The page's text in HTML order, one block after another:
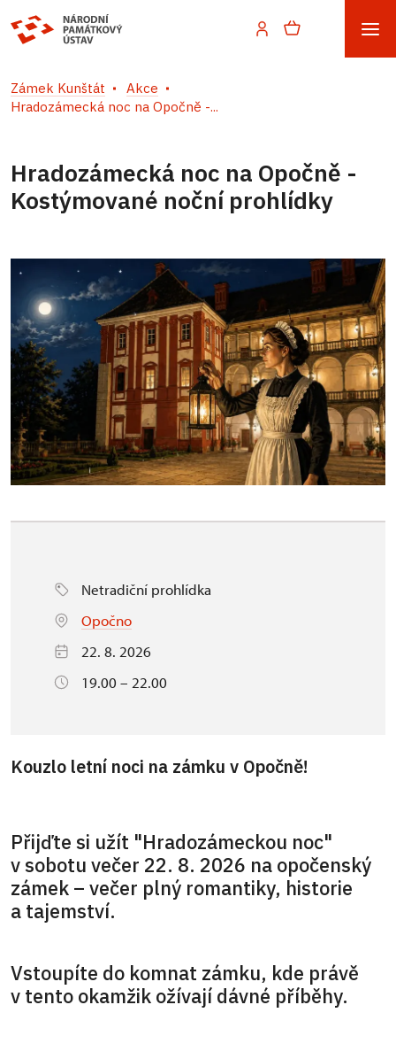
Zámek Kunštát
Akce
Hradozámecká noc na Opočně -...
Hradozámecká noc na Opočně -
Kostýmované noční prohlídky
Netradiční prohlídka
Opočno
22. 8. 2026
19.00 – 22.00
Kouzlo letní noci na zámku v Opočně!
Přijďte si užít "Hradozámeckou noc"
v sobotu večer 22. 8. 2026 na opočenský
zámek – večer plný romantiky, historie
a tajemství.
Vstoupíte do komnat zámku, kde právě
v tento okamžik ožívají dávné příběhy.